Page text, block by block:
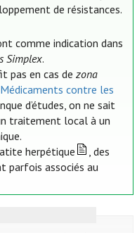
de résistances.
comme indication dans
Simplex.
pas en cas dezona
contre les
d’études, on ne sait
traitement local à un
herpétique
, des
parfois associés au